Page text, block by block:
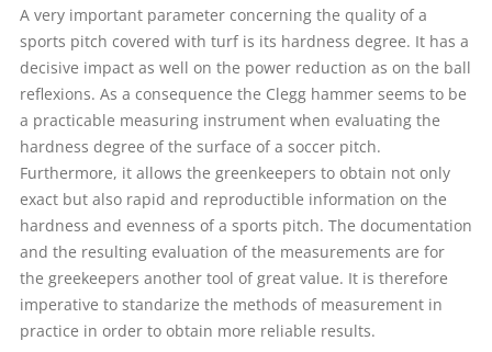
A very important parameter concerning the quality of a
sports pitch covered with turf is its hardness degree. It has a
decisive impact as well on the power reduction as on the ball
reflexions. As a consequence the Clegg hammer seems to be
a practicable measuring instrument when evaluating the
hardness degree of the surface of a soccer pitch.
Furthermore, it allows the greenkeepers to obtain not only
exact but also rapid and reproductible information on the
hardness and evenness of a sports pitch. The documentation
and the resulting evaluation of the measurements are for
the greekeepers another tool of great value. It is therefore
imperative to standarize the methods of measurement in
practice in order to obtain more reliable results.